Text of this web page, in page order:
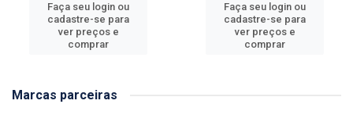
Faça seu login ou
cadastre-se para
ver preços e
comprar
Faça seu login ou
cadastre-se para
ver preços e
comprar
Marcas parceiras